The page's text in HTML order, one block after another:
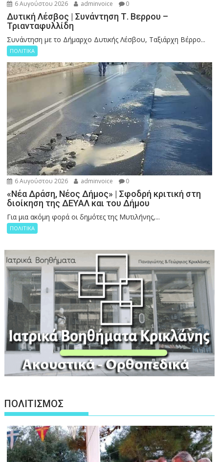
6 Αυγούστου 2026 adminvoice 0
Δυτική Λέσβος | Συνάντηση Τ. Βερρου –
Τριανταφυλλίδη
Συνάντηση με το Δήμαρχο Δυτικής Λέσβου, Ταξιάρχη Βέρρο...
ΠΟΛΙΤΙΚΑ
6 Αυγούστου 2026 adminvoice 0
«Νέα Δράση, Νέος Δήμος» | Σφοδρή κριτική στη
διοίκηση της ΔΕΥΑΛ και του Δήμου
Για μια ακόμη φορά οι δημότες της Μυτιλήνης,...
ΠΟΛΙΤΙΚΑ
ΠΟΛΙΤΙΣΜΟΣ